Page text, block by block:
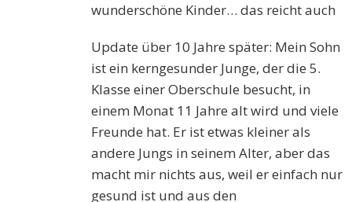
wunderschöne Kinder… das reicht auch
Update über 10 Jahre später: Mein Sohn
ist ein kerngesunder Junge, der die 5.
Klasse einer Oberschule besucht, in
einem Monat 11 Jahre alt wird und viele
Freunde hat. Er ist etwas kleiner als
andere Jungs in seinem Alter, aber das
macht mir nichts aus, weil er einfach nur
gesund ist und aus den